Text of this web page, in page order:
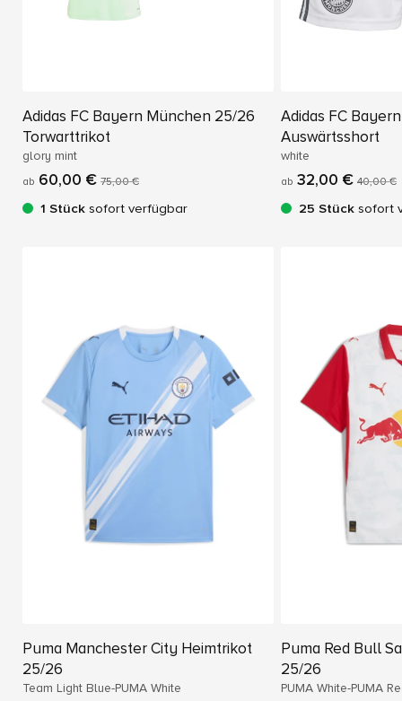
Adidas FC Bayern München 25/26
Torwarttrikot
glory mint
ab 60,00 € 75,00 €
1 Stück sofort verfügbar
Adidas FC
Auswärtsshort
white
ab 32,00 € 40,00 €
25 Stück sofort
Puma Manchester City Heimtrikot
25/26
Team Light Blue-PUMA White
Puma Red Bull
25/26
PUMA White-PUMA